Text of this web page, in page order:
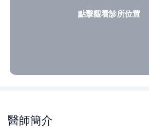
點擊觀看診所位置
醫師簡介